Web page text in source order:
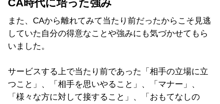
CA時代に培った強み
また、CAから離れてみて当たり前だったからこそ見逃
していた自分の得意なことや強みにも気づかせてもら
いました。
サービスする上で当たり前であった「相手の立場に立
つこと」、「相手を思いやること」、「マナー」、
「様々な方に対して接すること」、「おもてなしの